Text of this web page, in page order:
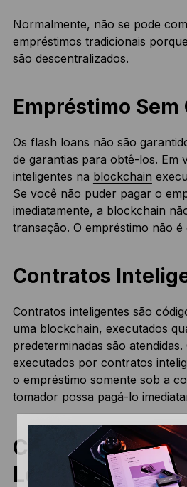
Normalmente, não se pode
empréstimos tradicionais
são descentralizados.
Empréstimo Sem
Os flash loans não são
de garantias para obtê-los. Em
inteligentes na blockchain
Se você não puder pagar o
imediatamente, a blockchain
transação. O empréstimo não é
Contratos
Contratos inteligentes são
uma blockchain, executados
predeterminadas são
executados por contratos
o empréstimo somente sob a
tomador possa pagá-lo
Casos de Uso
Loans e